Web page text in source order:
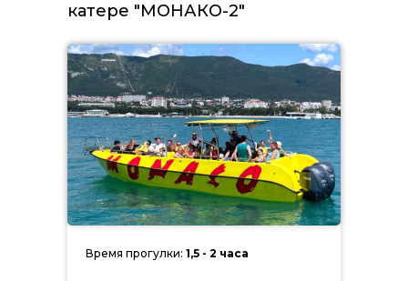
катере "МОНАКО-2"
Время прогулки: 1,5 - 2 часа